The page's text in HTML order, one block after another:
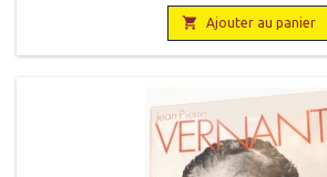
 Ajouter au panier